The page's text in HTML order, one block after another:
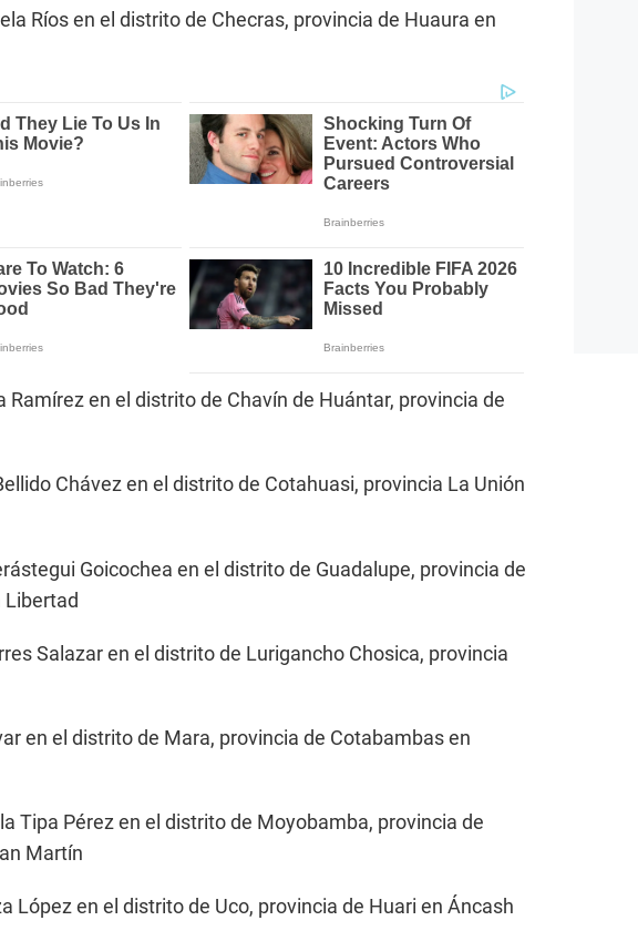
Ríos en el distrito de Checras, provincia de Huaura en
Ramírez en el distrito de Chavín de Huántar, provincia de
Chávez en el distrito de Cotahuasi, provincia La Unión
Goicochea en el distrito de Guadalupe, provincia de
Libertad
Salazar en el distrito de Lurigancho Chosica, provincia
en el distrito de Mara, provincia de Cotabambas en
Tipa Pérez en el distrito de Moyobamba, provincia de
Martín
López en el distrito de Uco, provincia de Huari en Áncash